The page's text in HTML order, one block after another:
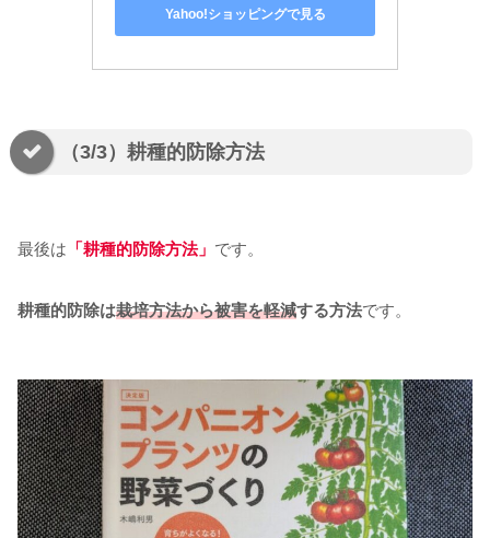
Yahoo!ショッピングで見る
（3/3）耕種的防除方法
最後は 「耕種的防除方法」 です。
耕種的防除は栽培方法から被害を軽減する方法です。